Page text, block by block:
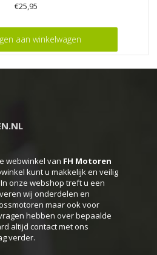
€25,95
aan winkelwagen
webwinkel van FH Motoren
kunt u makkelijk en veilig
onze webshop treft u een
wij onderdelen en
maar ook voor
hebben over bepaalde
altijd contact met ons
verder.